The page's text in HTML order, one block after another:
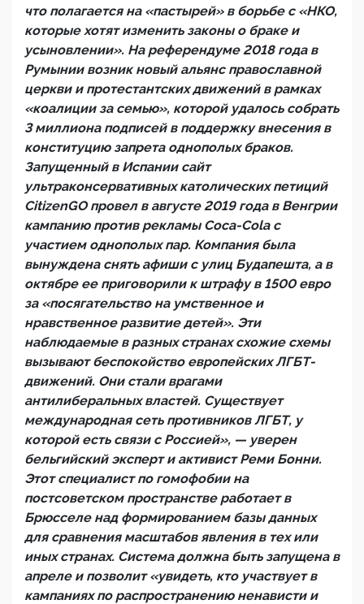
что полагается на «пастырей» в борьбе с «НКО,
которые хотят изменить законы о браке и
усыновлении». На референдуме 2018 года в
Румынии возник новый альянс православной
церкви и протестантских движений в рамках
«коалиции за семью», которой удалось собрать
3 миллиона подписей в поддержку внесения в
конституцию запрета однополых браков.
Запущенный в Испании сайт
ультраконсервативных католических петиций
CitizenGO провел в августе 2019 года в Венгрии
кампанию против рекламы Coca-Cola с
участием однополых пар. Компания была
вынуждена снять афиши с улиц Будапешта, а в
октябре ее приговорили к штрафу в 1500 евро
за «посягательство на умственное и
нравственное развитие детей». Эти
наблюдаемые в разных странах схожие схемы
вызывают беспокойство европейских ЛГБТ-
движений. Они стали врагами
антилиберальных властей. Существует
международная сеть противников ЛГБТ, у
которой есть связи с Россией», — уверен
бельгийский эксперт и активист Реми Бонни.
Этот специалист по гомофобии на
постсоветском пространстве работает в
Брюсселе над формированием базы данных
для сравнения масштабов явления в тех или
иных странах. Система должна быть запущена в
апреле и позволит «увидеть, кто участвует в
кампаниях по распространению ненависти и